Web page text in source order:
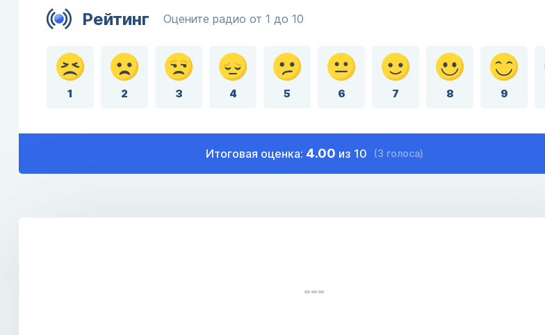
Рейтинг Оцените радио от 1 до 10
1 2 3 4 5 6 7 8 9
Итоговая оценка: 4.00 из 10 (3 голоса)